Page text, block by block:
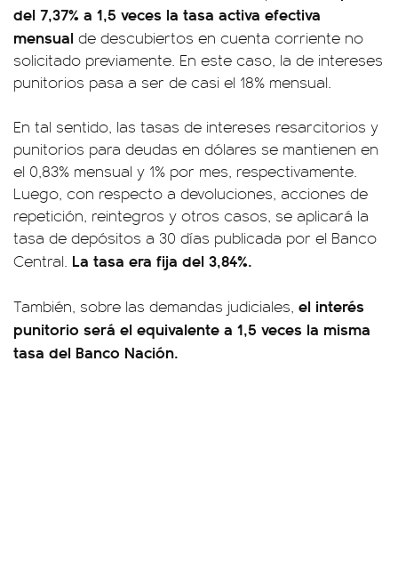
del 7,37% a 1,5 veces la tasa activa efectiva
mensual de descubiertos en cuenta corriente no
solicitado previamente. En este caso, la de intereses
punitorios pasa a ser de casi el 18% mensual.
En tal sentido, las tasas de intereses resarcitorios y
punitorios para deudas en dólares se mantienen en
el 0,83% mensual y 1% por mes, respectivamente.
Luego, con respecto a devoluciones, acciones de
repetición, reintegros y otros casos, se aplicará la
tasa de depósitos a 30 días publicada por el Banco
Central. La tasa era fija del 3,84%.
También, sobre las demandas judiciales, el interés
punitorio será el equivalente a 1,5 veces la misma
tasa del Banco Nación.